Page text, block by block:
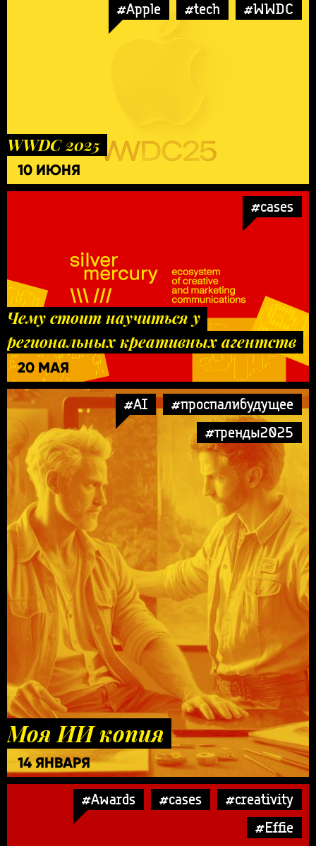
#Apple #tech #WWDC
WWDC 2025
10 ИЮНЯ
#cases
Чему стоит научиться у
региональных креативных агентств
20 МАЯ
#AI
#проспалибудущее
#тренды2025
Моя ИИ копия
14 ЯНВАРЯ
#Awards #cases
#creativity
#Effie